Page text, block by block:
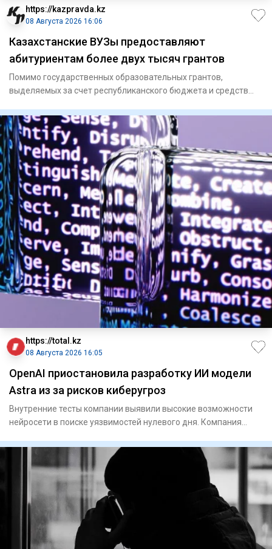
https://kazpravda.kz
08 Августа 2026 16:06
Казахстанские ВУЗы предоставляют
абитуриентам более двух тысяч грантов
Помимо государственных образовательных грантов,
выделяемых за счет республиканского бюджета и средств
https://total.kz
08 Августа 2026 16:05
OpenAI приостановила разработку ИИ модели
Astra из за рисков киберугроз
Внутренние тесты компании выявили высокие возможности
нейросети в поиске уязвимостей нулевого дня. Компания